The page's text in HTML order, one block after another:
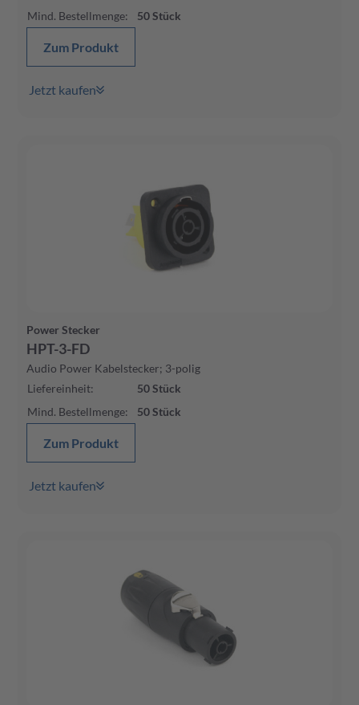
Mind. Bestellmenge: 50Stück
Zum Produkt
Jetzt kaufen
Power Stecker
HPT-3-FD
Audio Power Kabelstecker; 3-polig
Liefereinheit: 50Stück
Mind. Bestellmenge: 50Stück
Zum Produkt
Jetzt kaufen